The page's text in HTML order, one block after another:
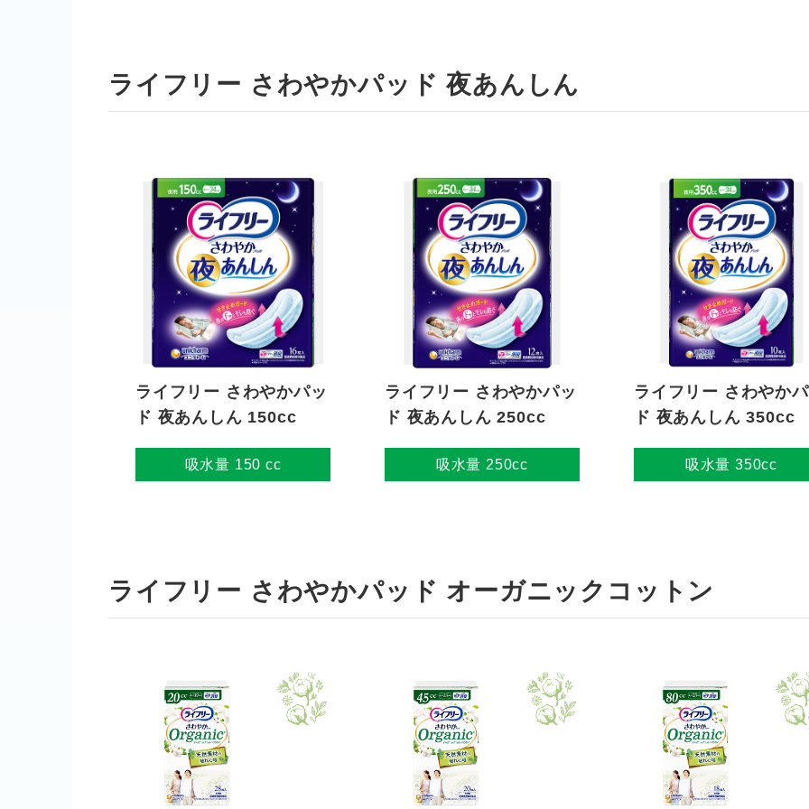
ライフリー さわやかパッド 夜あんしん
ライフリー さわやかパッ
ド 夜あんしん 150cc
吸水量 150 cc
ライフリー さわやかパッ
ド 夜あんしん 250cc
吸水量 250cc
ライフリー さわやか
ド 夜あんしん 350cc
吸水量 350cc
ライフリー さわやかパッド オーガニックコットン